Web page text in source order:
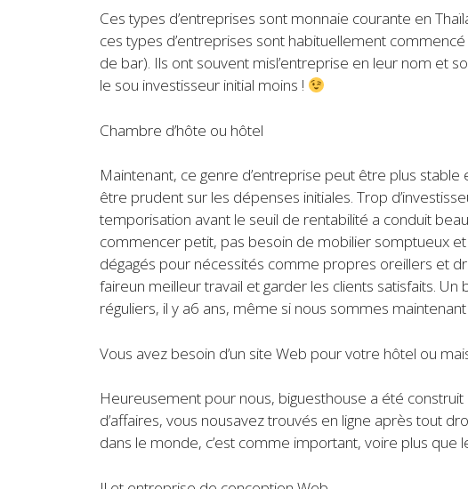
Ces types d’entreprises sont monnaie courante en
ces types d’entreprises sont habituellement
de bar). Ils ont souvent misl’entreprise en leur nom et
le sou investisseur initial moins !
Chambre d’hôte ou hôtel
Maintenant, ce genre d’entreprise peut être plus
être prudent sur les dépenses initiales. Trop
temporisation avant le seuil de rentabilité a conduit
commencer petit, pas besoin de mobilier somptueux et
dégagés pour nécessités comme propres oreillers et
faireun meilleur travail et garder les clients satisfaits.
réguliers, il y a6 ans, même si nous sommes
Vous avez besoin d’un site Web pour votre hôtel ou
Heureusement pour nous, biguesthouse a été
d’affaires, vous nousavez trouvés en ligne après tout
dans le monde, c’est comme important, voire plus